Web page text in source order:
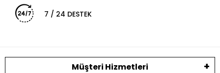
7 / 24 DESTEK
Müşteri Hizmetleri